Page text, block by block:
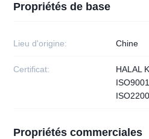
Propriétés de base
Lieu d'origine: Chine
Certificat:
HALAL
Propriétés commerciales